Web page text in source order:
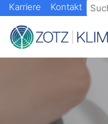
Karriere Kontakt